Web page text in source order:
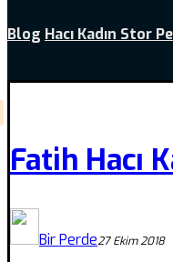
Blog Hacı Kadın Stor
Fatih Hacı
Bir Perde27 Ekim 2018